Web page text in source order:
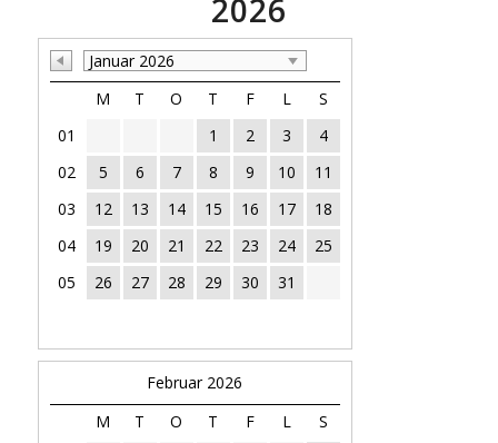
2026
Januar 2026
M
T O T F L
S
01
1 2 3
4
02
5 6 7 8 9 10
11
03
12 13 14 15 16 17
18
04
19 20 21 22 23 24
25
05
26 27 28 29 30 31
Februar 2026
M
T O T F L
S